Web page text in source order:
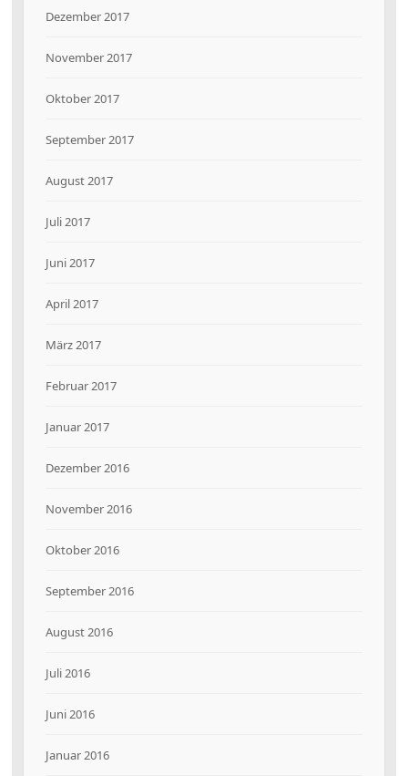
Dezember 2017
November 2017
Oktober 2017
September 2017
August 2017
Juli 2017
Juni 2017
April 2017
März 2017
Februar 2017
Januar 2017
Dezember 2016
November 2016
Oktober 2016
September 2016
August 2016
Juli 2016
Juni 2016
Januar 2016